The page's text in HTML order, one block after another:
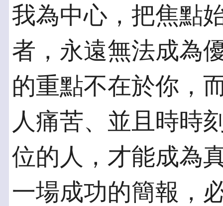
我為中心，把焦點
者，永遠無法成為
的重點不在於你，
人痛苦、並且時時
位的人，才能成為
一場成功的簡報，